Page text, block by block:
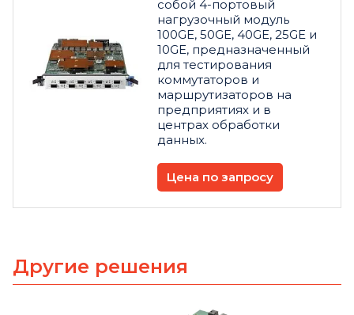
собой 4-портовый
нагрузочный модуль
100GE, 50GE, 40GE, 25GE и
10GE, предназначенный
для тестирования
коммутаторов и
маршрутизаторов на
предприятиях и в
центрах обработки
данных.
Цена по запросу
Другие решения